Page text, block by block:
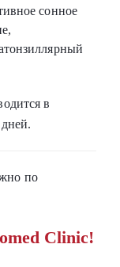
сонное
в
по
Clinic!